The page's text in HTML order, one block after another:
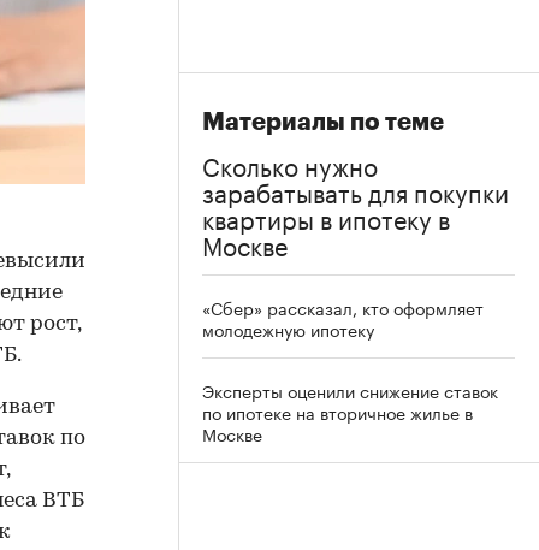
рост,
по
ВТБ
Материалы по теме
Сколько нужно
зарабатывать для покупки
квартиры в ипотеку в
Москве
«Сбер» рассказал, кто оформляет
молодежную ипотеку
Эксперты оценили снижение ставок
по ипотеке на вторичное жилье в
Москве